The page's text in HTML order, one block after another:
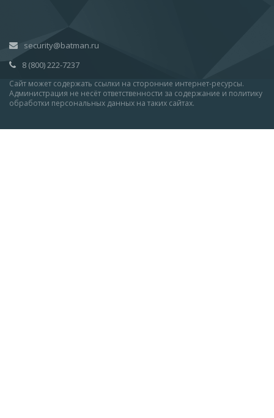
security@batman.ru
8 (800) 222-7237
Сайт может содержать ссылки на сторонние интернет-ресурсы.
Администрация не несёт ответственности за содержание и политику
обработки персональных данных на таких сайтах.